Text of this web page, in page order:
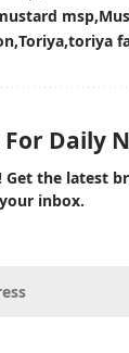
msp
Toriya toriya
For Daily
Get the latest
inbox.